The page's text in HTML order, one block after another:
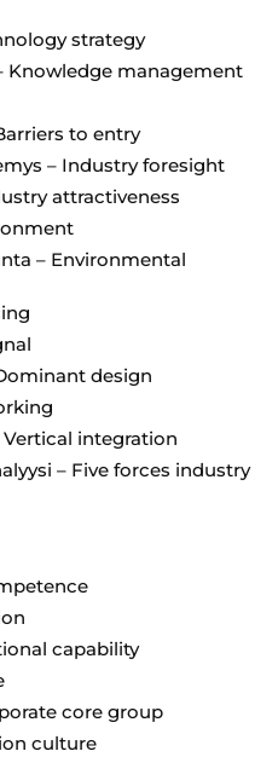
strategy
Knowledge management
to entry
– Industry foresight
attractiveness
– Environmental
design
integration
– Five forces industry
capability
core group
culture